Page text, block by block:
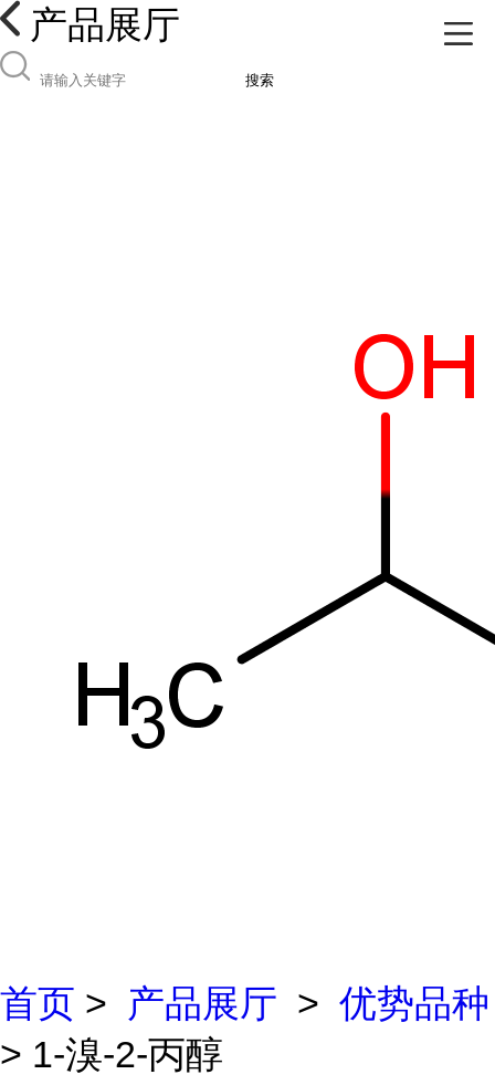
产品展厅
搜索
首页 > 产品展厅 > 优势品种
> 1-溴-2-丙醇